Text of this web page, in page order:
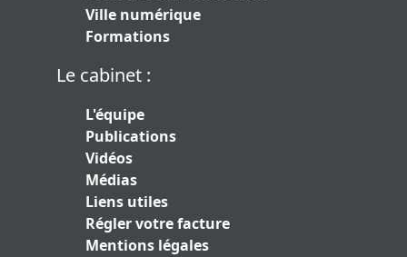
Ville numérique
Formations
Le cabinet :
L'équipe
Publications
Vidéos
Médias
Liens utiles
Régler votre facture
Mentions légales